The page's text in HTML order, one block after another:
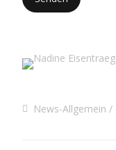
News-Allgemein